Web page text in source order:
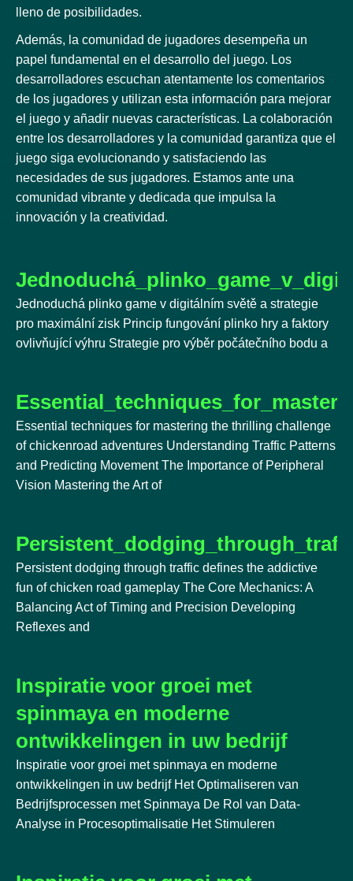
lleno de posibilidades.
Además, la comunidad de jugadores desempeña un
papel fundamental en el desarrollo del juego. Los
desarrolladores escuchan atentamente los comentarios
de los jugadores y utilizan esta información para mejorar
el juego y añadir nuevas características. La colaboración
entre los desarrolladores y la comunidad garantiza que el
juego siga evolucionando y satisfaciendo las
necesidades de sus jugadores. Estamos ante una
comunidad vibrante y dedicada que impulsa la
innovación y la creatividad.
Jednoduchá plinko game v digitálním světě a strategie
pro maximální zisk Princip fungování plinko hry a faktory
ovlivňující výhru Strategie pro výběr počátečního bodu a
Essential techniques for mastering the thrilling challenge
of chickenroad adventures Understanding Traffic Patterns
and Predicting Movement The Importance of Peripheral
Vision Mastering the Art of
Persistent dodging through traffic defines the addictive
fun of chicken road gameplay The Core Mechanics: A
Balancing Act of Timing and Precision Developing
Reflexes and
Inspiratie voor groei met
spinmaya en moderne
ontwikkelingen in uw bedrijf
Inspiratie voor groei met spinmaya en moderne
ontwikkelingen in uw bedrijf Het Optimaliseren van
Bedrijfsprocessen met Spinmaya De Rol van Data-
Analyse in Procesoptimalisatie Het Stimuleren